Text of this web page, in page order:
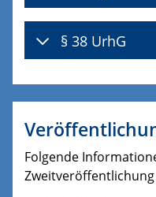
§ 38 UrhG
Folgende